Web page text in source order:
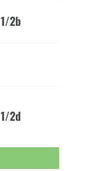
1/2b
1/2d